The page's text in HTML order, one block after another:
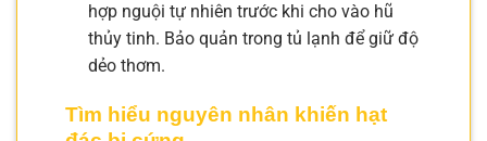
hợp nguội tự nhiên trước khi cho vào hũ
thủy tinh. Bảo quản trong tủ lạnh để giữ độ
dẻo thơm.
Tìm hiểu nguyên nhân khiến hạt